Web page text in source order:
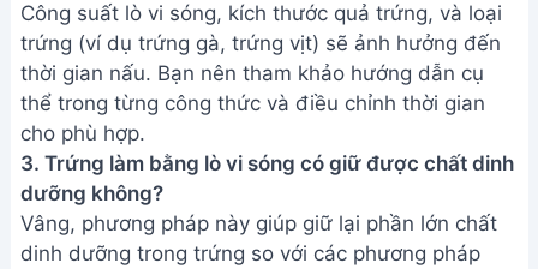
thể trong từng công thức và điều chỉnh thời gian
cho phù hợp.
3. Trứng làm bằng lò vi sóng có giữ được chất dinh
dưỡng không?
Vâng, phương pháp này giúp giữ lại phần lớn chất
dinh dưỡng trong trứng so với các phương pháp
chế biến khác, đặc biệt là nếu bạn không nấu quá
chín.